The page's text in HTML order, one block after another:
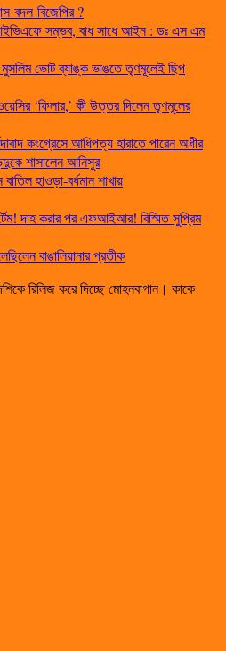
বদল বিজেপির ?
আইভিএফে সম্ভব, বাধ সাধে আইন : ডঃ এস এম
ভোট ব্যাঙ্ক ভাঙতে তৃণমূলেই ছিপ
‘ফিলার,’ কী উত্তর দিলেন তৃণমূলের
কংগ্রেসে আধিপত্য হারাতে পারেন অধীর
শাসালেন আনিসুর
হাওড়া-বর্ধমান শাখায়
দাহ করার পর এফআইআর! বিস্মিত সুপ্রিম
বাঙালিয়ানার প্রতীক
রিলিজ করে দিচ্ছে মোহনবাগান। কাকে